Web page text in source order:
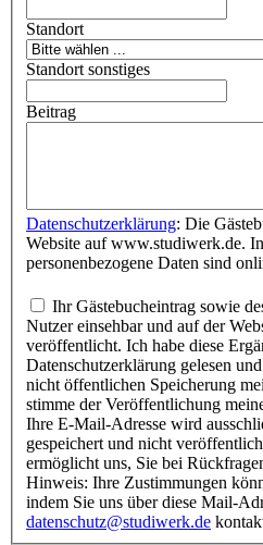
Standort
Standort sonstiges
Beitrag
Datenschutzerklärung: Die
Website auf www.studiwerk.de. Inserate sowie deren Inhalte und
Ihr Gästebucheintrag sowie dessen
Nutzer einsehbar und auf der Webseite www.studiwerk.de
veröffentlicht. Ich habe diese Ergänzung zur
Datenschutzerklärung gelesen und akzeptiert. Ich willige der
nicht öffentlichen Speicherung meiner E-Mail-Adresse ein und
stimme der Veröffentlichung meines Namens im Gästebuch
Ihre E-Mail-Adresse wird ausschließlich für interne Zwecke
gespeichert und nicht veröffentlicht. Diese
ermöglicht uns, Sie bei Rückfragen persönlich zu kontaktieren.
Hinweis: Ihre Zustimmungen können Sie jederzeit
indem Sie uns über
datenschutz@studiwerk.de